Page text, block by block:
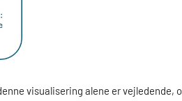
visualisering alene er